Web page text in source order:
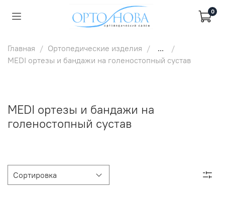
0
Главная Ортопедические изделия
...
MEDI ортезы и бандажи на голеностопный сустав
MEDI ортезы и бандажи на
голеностопный сустав